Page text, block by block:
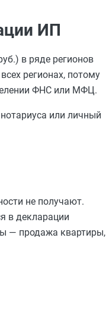
ИП
в ряде регионов
регионах, потому
ФНС или МФЦ.
или личный
не получают.
в декларации
— продажа квартиры,